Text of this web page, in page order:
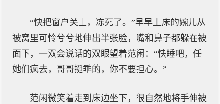
“快把窗户关上，冻死了。”早早上床的婉儿从
被窝里可怜兮兮地伸出半张脸，嘴和鼻子都躲在被
面下，一双会说话的双眼望着范闲：“快睡吧，任
她们疯去，哥哥挺乖的，你不要担心。”
范闲微笑着走到床边坐下，很自然地将手伸被